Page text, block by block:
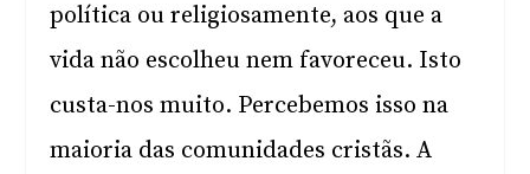
política ou religiosamente, aos que a
vida não escolheu nem favoreceu. Isto
custa-nos muito. Percebemos isso na
maioria das comunidades cristãs. A